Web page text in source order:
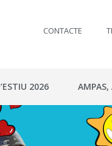
CONTACTE
2026 AMPAS,